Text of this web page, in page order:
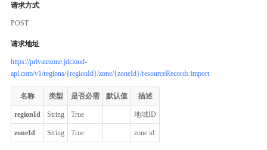
请求方式
POST
请求地址
https://privatezone.jdcloud-
api.com/v1/regions/{regionId}/zone/{zoneId}/resourceRecords:import
名称 类型 是否必需 默认值 描述
regionId String True 地域ID
zoneId String True zone id